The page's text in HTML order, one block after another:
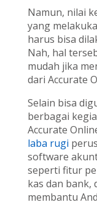
Namun, nilai
yang
harus bisa
Nah, hal
mudah jika
dari Accurate
Selain bisa
berbagai
Accurate
laba rugi
software
seperti fitur
kas dan bank,
membantu